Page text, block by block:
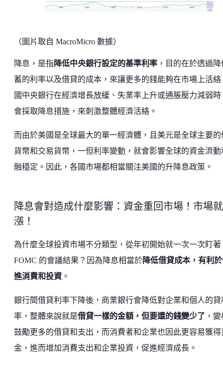
（圖片取自 MacroMicro 數據）
降息，是指降低中央銀行設定的基準利率 ，目的在於透過
蓄的利率以及借貸的成本，來讓更多的錢能夠在市場上活絡
國中央銀行在經濟增長放緩、失業率上升或通脹壓力減弱時
會採取降息措施，來刺激整體經濟活絡。
而由於美國是全球最大的單一經濟體，且美元是全球主要的
貨幣和交易貨幣，一但利率變動，就會影響全球的資金流動
融穩定。因此，各國市場都相當關注美國的升降息政策。
降息會對造成什麼影響：資金重回市場！市場
漲！
為什麼全球投資市場不分類型，從年初開始就一次一次盯著
FOMC 的會議結果？因為降息相當於降低借貸成本，有利
進消費和投資。
銀行間借貸利率下降後，商業銀行會降低對企業和個人的貸
率，整體來說就是借貸一樣的金額，但要還的錢變少了 ，
鼓勵更多的借貸和支出，而消費者和企業也因此更容易獲得
金，進而增加消費支出和企業投資，促進經濟成長。